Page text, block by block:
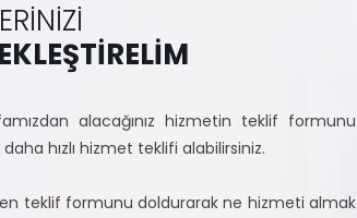
alacağınız hizmetin teklif formunu
hızlı hizmet teklifi alabilirsiniz.
teklif formunu doldurarak ne hizmeti almak